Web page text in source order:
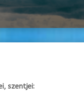
szentjei: